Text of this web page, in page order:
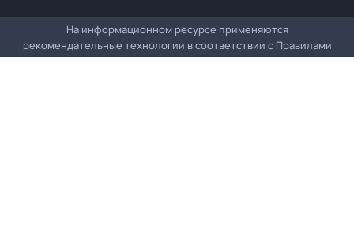
На информационном ресурсе применяются
рекомендательные технологии в соответствии с Правилами